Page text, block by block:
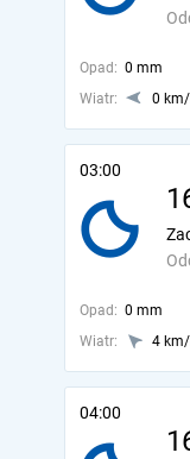
Opad: 0 mm
Wiatr:
0
03:00
Opad: 0 mm
Wiatr:
4
04:00